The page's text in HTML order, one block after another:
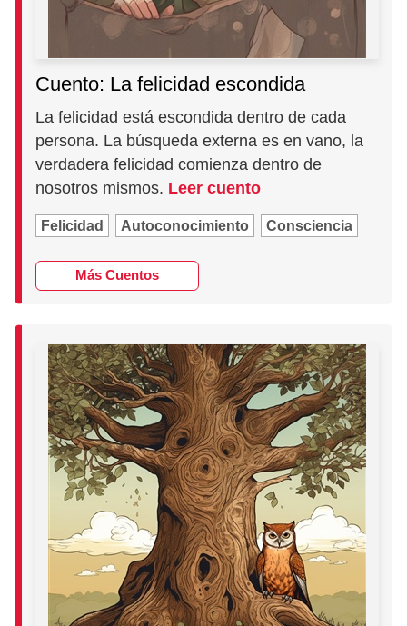
Cuento: La felicidad escondida
La felicidad está escondida dentro de cada
persona. La búsqueda externa es en vano, la
verdadera felicidad comienza dentro de
nosotros mismos. Leer cuento
Felicidad Autoconocimiento Consciencia
Más Cuentos